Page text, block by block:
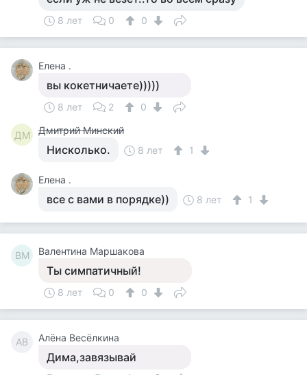
8 лет 0 0
Елена .
вы кокетничаете)))))
8 лет 2 0
ДМ Дмитрий Минский
Нисколько. 8 лет 1
Елена .
все с вами в порядке)) 8 лет 1
ВМ Валентина Маршакова
Ты симпатичный!
8 лет 0 0
АВ Алёна Весёлкина
Дима,завязывай